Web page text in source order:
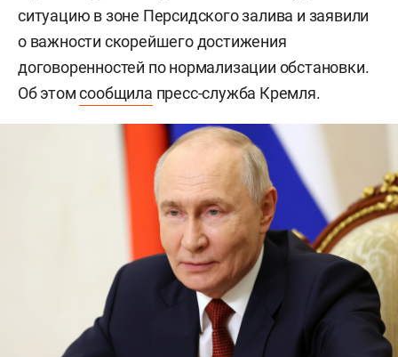
ситуацию в зоне Персидского залива и заявили
о важности скорейшего достижения
договоренностей по нормализации обстановки.
Об этомсообщила пресс-служба Кремля.